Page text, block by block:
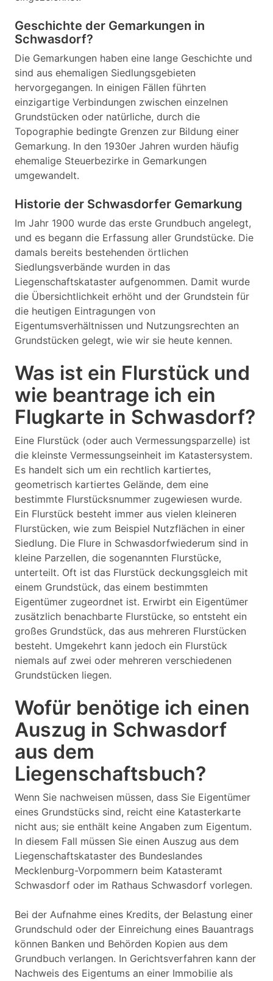
Geschichte der Gemarkungen in
Schwasdorf?
Die Gemarkungen haben eine lange Geschichte und
sind aus ehemaligen Siedlungsgebieten
hervorgegangen. In einigen Fällen führten
einzigartige Verbindungen zwischen einzelnen
Grundstücken oder natürliche, durch die
Topographie bedingte Grenzen zur Bildung einer
Gemarkung. In den 1930er Jahren wurden häufig
ehemalige Steuerbezirke in Gemarkungen
umgewandelt.
Historie der Schwasdorfer Gemarkung
Im Jahr 1900 wurde das erste Grundbuch angelegt,
und es begann die Erfassung aller Grundstücke. Die
damals bereits bestehenden örtlichen
Siedlungsverbände wurden in das
Liegenschaftskataster aufgenommen. Damit wurde
die Übersichtlichkeit erhöht und der Grundstein für
die heutigen Eintragungen von
Eigentumsverhältnissen und Nutzungsrechten an
Grundstücken gelegt, wie wir sie heute kennen.
Was ist ein Flurstück und
wie beantrage ich ein
Flugkarte in Schwasdorf?
Eine Flurstück (oder auch Vermessungsparzelle) ist
die kleinste Vermessungseinheit im Katastersystem.
Es handelt sich um ein rechtlich kartiertes,
geometrisch kartiertes Gelände, dem eine
bestimmte Flurstücksnummer zugewiesen wurde.
Ein Flurstück besteht immer aus vielen kleineren
Flurstücken, wie zum Beispiel Nutzflächen in einer
Siedlung. Die Flure in Schwasdorfwiederum sind in
kleine Parzellen, die sogenannten Flurstücke,
unterteilt. Oft ist das Flurstück deckungsgleich mit
einem Grundstück, das einem bestimmten
Eigentümer zugeordnet ist. Erwirbt ein Eigentümer
zusätzlich benachbarte Flurstücke, so entsteht ein
großes Grundstück, das aus mehreren Flurstücken
besteht. Umgekehrt kann jedoch ein Flurstück
niemals auf zwei oder mehreren verschiedenen
Grundstücken liegen.
Wofür benötige ich einen
Auszug in Schwasdorf
aus dem
Liegenschaftsbuch?
Wenn Sie nachweisen müssen, dass Sie Eigentümer
eines Grundstücks sind, reicht eine Katasterkarte
nicht aus; sie enthält keine Angaben zum Eigentum.
In diesem Fall müssen Sie einen Auszug aus dem
Liegenschaftskataster des Bundeslandes
Mecklenburg-Vorpommern beim Katasteramt
Schwasdorf oder im Rathaus Schwasdorf vorlegen.
Bei der Aufnahme eines Kredits, der Belastung einer
Grundschuld oder der Einreichung eines Bauantrags
können Banken und Behörden Kopien aus dem
Grundbuch verlangen. In Gerichtsverfahren kann der
Nachweis des Eigentums an einer Immobilie als